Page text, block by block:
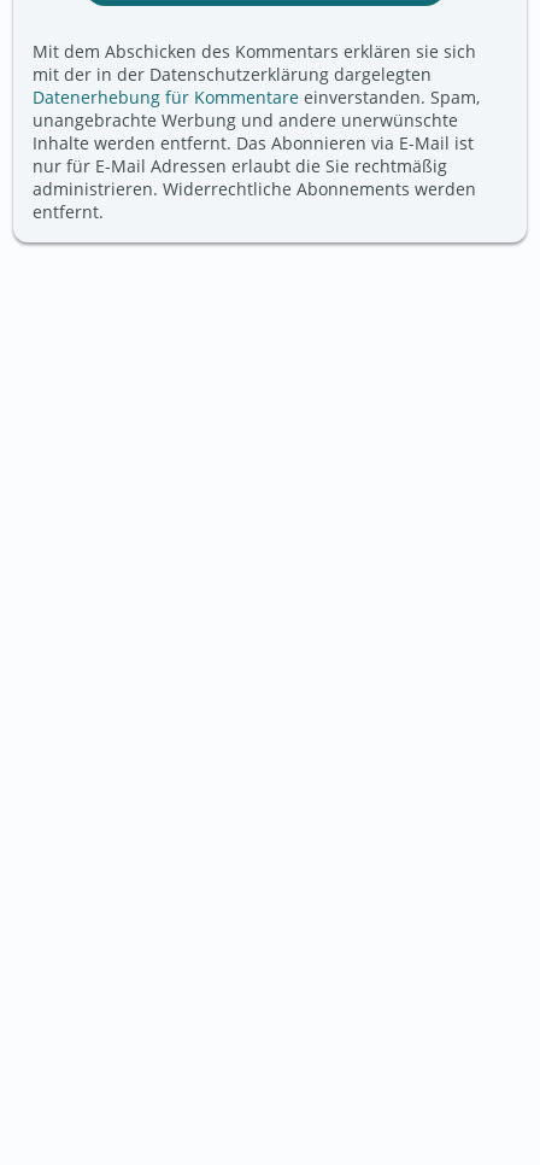
Mit dem Abschicken des Kommentars erklären sie sich
mit der in der Datenschutzerklärung dargelegten
Datenerhebung für Kommentare einverstanden. Spam,
unangebrachte Werbung und andere unerwünschte
Inhalte werden entfernt. Das Abonnieren via E-Mail ist
nur für E-Mail Adressen erlaubt die Sie rechtmäßig
administrieren. Widerrechtliche Abonnements werden
entfernt.